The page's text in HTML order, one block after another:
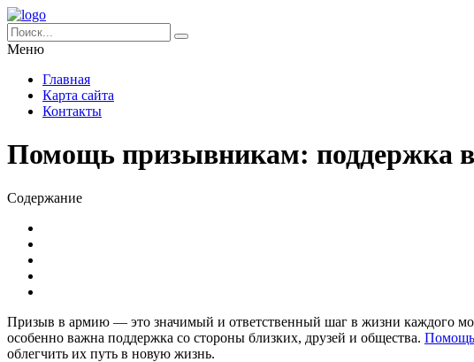
Меню
Главная
Карта сайта
Контакты
Помощь призывникам: поддержка
Содержание
Призыв в армию — это значимый и ответственный шаг в жизни каждого
особенно важна поддержка со стороны близких, друзей и общества.
облегчить их путь в новую жизнь.